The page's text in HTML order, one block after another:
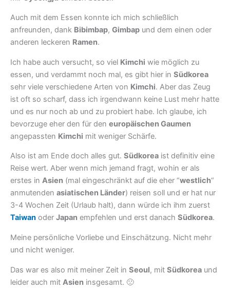
Auch mit dem Essen konnte ich mich schließlich
anfreunden, dank Bibimbap, Gimbap und dem einen oder
anderen leckeren Ramen.
Ich habe auch versucht, so viel Kimchi wie möglich zu
essen, und verdammt noch mal, es gibt hier in Südkorea
sehr viele verschiedene Arten von Kimchi. Aber das Zeug
ist oft so scharf, dass ich irgendwann keine Lust mehr hatte
und es nur noch ab und zu probiert habe. Ich glaube, ich
bevorzuge eher den für den europäischen Gaumen
angepassten Kimchi mit weniger Schärfe.
Also ist am Ende doch alles gut. Südkorea ist definitiv eine
Reise wert. Aber wenn mich jemand fragt, wohin er als
erstes in Asien (mal eingeschränkt auf die eher “westlich“
anmutenden asiatischen Länder) reisen soll und er hat nur
3-4 Wochen Zeit (Urlaub halt), dann würde ich ihm zuerst
Taiwan oder Japan empfehlen und erst danach Südkorea.
Meine persönliche Vorliebe und Einschätzung. Nicht mehr
und nicht weniger.
Das war es also mit meiner Zeit in Seoul, mit Südkorea und
leider auch mit Asien insgesamt. 🙁